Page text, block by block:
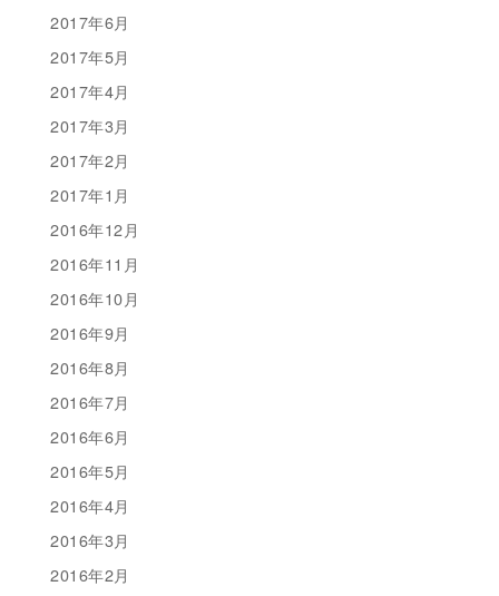
2017年6月
2017年5月
2017年4月
2017年3月
2017年2月
2017年1月
2016年12月
2016年11月
2016年10月
2016年9月
2016年8月
2016年7月
2016年6月
2016年5月
2016年4月
2016年3月
2016年2月